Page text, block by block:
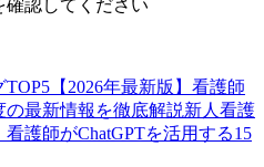
確認してください
【2026年最新版】 看護師
の最新情報を徹底解説新人看護
看護師がChatGPTを活用する15